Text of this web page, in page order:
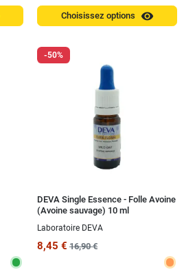
Choisissez options visibility
-50%
DEVA Single Essence - Folle Avoine
(Avoine sauvage) 10 ml
Laboratoire DEVA
8,45 € 16,90 €